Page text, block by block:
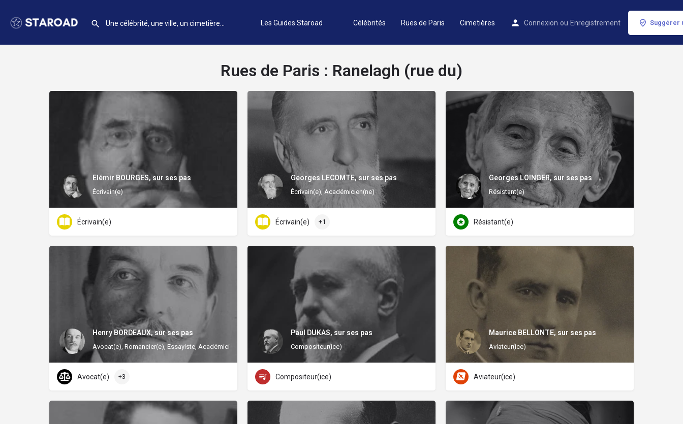
Les Guides Staroad Célébrités Rues de Paris Cimetières Connexion ou Enregistrement Suggérer
Rues de Paris : Ranelagh (rue du)
Elémir BOURGES, sur ses pas
Écrivain(e)
Écrivain(e)
Georges LECOMTE, sur ses pas
Écrivain(e), Académicien(ne)
Écrivain(e) +1
Georges LOINGER, sur ses pas
Résistant(e)
Résistant(e)
Henry BORDEAUX, sur ses pas
Avocat(e), Romancier(e), Essayiste, Académicien(ne)
Avocat(e) +3
Paul DUKAS, sur ses pas
Compositeur(ice)
Compositeur(ice)
Maurice BELLONTE, sur ses pas
Aviateur(ice)
Aviateur(ice)